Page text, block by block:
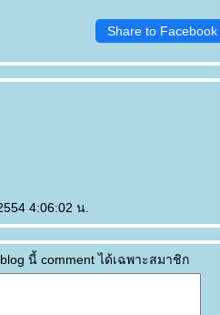
Share to Facebook
4:06:02 น.
นี้ comment ได้เฉพาะสมาชิก